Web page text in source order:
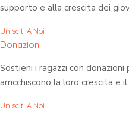
supporto e alla crescita dei
Unisciti A Noi
Donazioni
Sostieni i ragazzi con
arricchiscono la loro crescita e
Unisciti A Noi